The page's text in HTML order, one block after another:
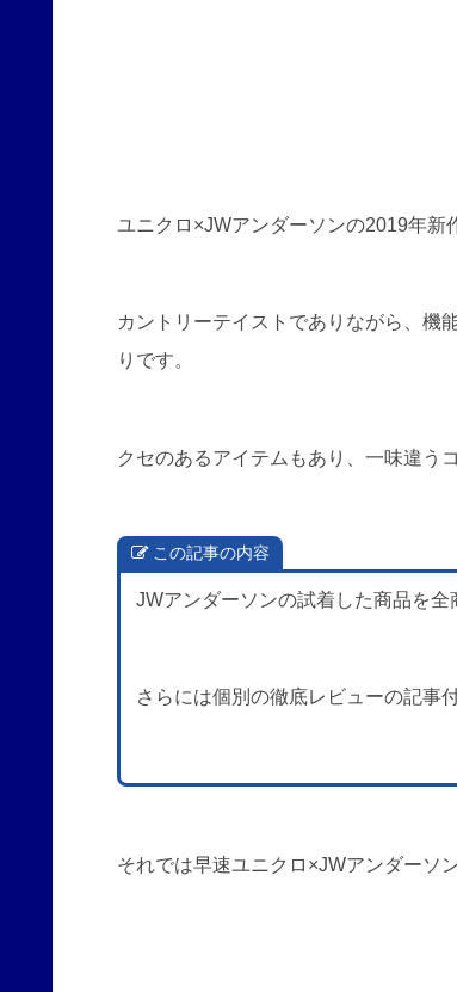
ユニクロ×JWアンダーソンの2019年新
カントリーテイストでありながら、機
りです。
クセのあるアイテムもあり、一味違う
この記事の内容
JWアンダーソンの試着した商品を全
さらには個別の徹底レビューの記事
それでは早速ユニクロ×JWアンダーソ